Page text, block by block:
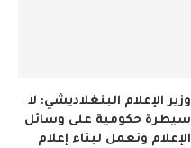
وزير الإعلام البنغلاديشي: لا
سيطرة حكومية على وسائل
الإعلام ونعمل لبناء إعلام